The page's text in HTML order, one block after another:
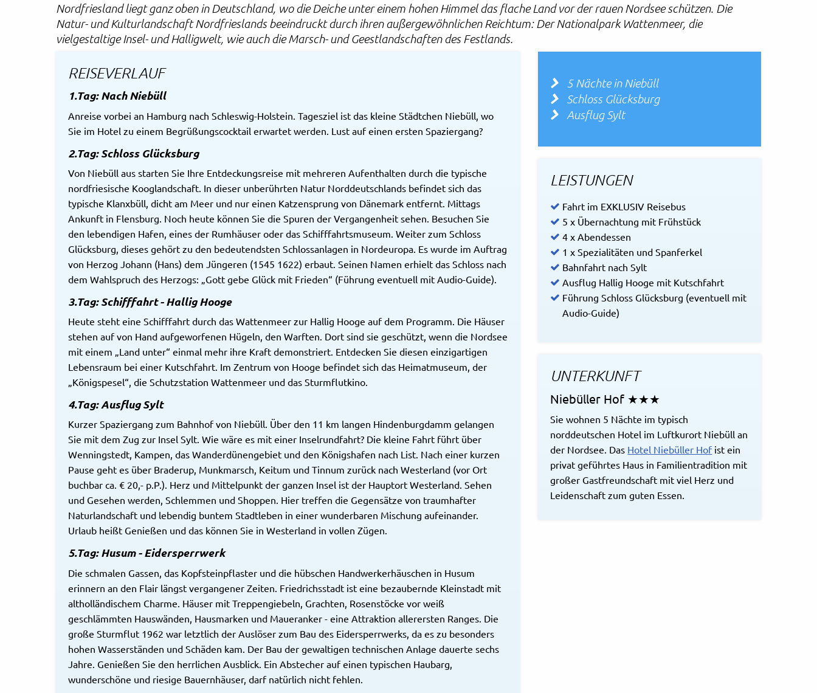
Nordfriesland liegt ganz oben in Deutschland, wo die Deiche unter einem hohen Himmel das flache Land vor der rauen Nordsee schützen. Die
Natur- und Kulturlandschaft Nordfrieslands beeindruckt durch ihren außergewöhnlichen Reichtum: Der Nationalpark Wattenmeer, die
vielgestaltige Insel- und Halligwelt, wie auch die Marsch- und Geestlandschaften des Festlands.
REISEVERLAUF
1.Tag: Nach Niebüll
Anreise vorbei an Hamburg nach Schleswig-Holstein. Tagesziel ist das kleine Städtchen Niebüll, wo
Sie im Hotel zu einem Begrüßungscocktail erwartet werden. Lust auf einen ersten Spaziergang?
2.Tag: Schloss Glücksburg
Von Niebüll aus starten Sie Ihre Entdeckungsreise mit mehreren Aufenthalten durch die typische
nordfriesische Kooglandschaft. In dieser unberührten Natur Norddeutschlands befindet sich das
typische Klanxbüll, dicht am Meer und nur einen Katzensprung von Dänemark entfernt. Mittags
Ankunft in Flensburg. Noch heute können Sie die Spuren der Vergangenheit sehen. Besuchen Sie
den lebendigen Hafen, eines der Rumhäuser oder das Schifffahrtsmuseum. Weiter zum Schloss
Glücksburg, dieses gehört zu den bedeutendsten Schlossanlagen in Nordeuropa. Es wurde im Auftrag
von Herzog Johann (Hans) dem Jüngeren (1545 1622) erbaut. Seinen Namen erhielt das Schloss nach
dem Wahlspruch des Herzogs: „Gott gebe Glück mit Frieden“ (Führung eventuell mit Audio-Guide).
3.Tag: Schifffahrt - Hallig Hooge
Heute steht eine Schifffahrt durch das Wattenmeer zur Hallig Hooge auf dem Programm. Die Häuser
stehen auf von Hand aufgeworfenen Hügeln, den Warften. Dort sind sie geschützt, wenn die Nordsee
mit einem „Land unter“ einmal mehr ihre Kraft demonstriert. Entdecken Sie diesen einzigartigen
Lebensraum bei einer Kutschfahrt. Im Zentrum von Hooge befindet sich das Heimatmuseum, der
„Königspesel“, die Schutzstation Wattenmeer und das Sturmflutkino.
4.Tag: Ausflug Sylt
Kurzer Spaziergang zum Bahnhof von Niebüll. Über den 11 km langen Hindenburgdamm gelangen
Sie mit dem Zug zur Insel Sylt. Wie wäre es mit einer Inselrundfahrt? Die kleine Fahrt führt über
Wenningstedt, Kampen, das Wanderdünengebiet und den Königshafen nach List. Nach einer kurzen
Pause geht es über Braderup, Munkmarsch, Keitum und Tinnum zurück nach Westerland (vor Ort
buchbar ca. € 20,- p.P.). Herz und Mittelpunkt der ganzen Insel ist der Hauptort Westerland. Sehen
und Gesehen werden, Schlemmen und Shoppen. Hier treffen die Gegensätze von traumhafter
Naturlandschaft und lebendig buntem Stadtleben in einer wunderbaren Mischung aufeinander.
Urlaub heißt Genießen und das können Sie in Westerland in vollen Zügen.
5.Tag: Husum - Eidersperrwerk
Die schmalen Gassen, das Kopfsteinpflaster und die hübschen Handwerkerhäuschen in Husum
erinnern an den Flair längst vergangener Zeiten. Friedrichsstadt ist eine bezaubernde Kleinstadt mit
altholländischem Charme. Häuser mit Treppengiebeln, Grachten, Rosenstöcke vor weiß
geschlämmten Hauswänden, Hausmarken und Maueranker - eine Attraktion allerersten Ranges. Die
große Sturmflut 1962 war letztlich der Auslöser zum Bau des Eidersperrwerks, da es zu besonders
hohen Wasserständen und Schäden kam. Der Bau der gewaltigen technischen Anlage dauerte sechs
Jahre. Genießen Sie den herrlichen Ausblick. Ein Abstecher auf einen typischen Haubarg,
wunderschöne und riesige Bauernhäuser, darf natürlich nicht fehlen.
5 Nächte in Niebüll
Schloss Glücksburg
Ausflug Sylt
LEISTUNGEN
Fahrt im EXKLUSIV Reisebus
5 x Übernachtung mit Frühstück
4 x Abendessen
1 x Spezialitäten und Spanferkel
Bahnfahrt nach Sylt
Ausflug Hallig Hooge mit Kutschfahrt
Führung Schloss Glücksburg (eventuell mit
Audio-Guide)
UNTERKUNFT
Niebüller Hof ★★★
Sie wohnen 5 Nächte im typisch
norddeutschen Hotel im Luftkurort Niebüll an
der Nordsee. Das Hotel Niebüller Hofist ein
privat geführtes Haus in Familientradition mit
großer Gastfreundschaft mit viel Herz und
Leidenschaft zum guten Essen.